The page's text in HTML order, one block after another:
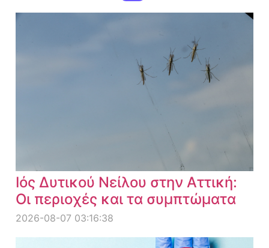
Ιός Δυτικού Νείλου στην Αττική:
Οι περιοχές και τα συμπτώματα
2026-08-07 03:16:38